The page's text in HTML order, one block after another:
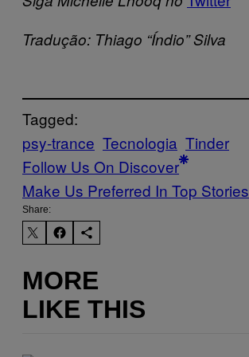
Tradução: Thiago “Índio” Silva
Tagged:
psy-trance Tecnologia Tinder
Follow Us On Discover
Make Us Preferred In Top Stories
Share:
MORE
LIKE THIS